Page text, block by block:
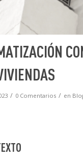
/ 0 Comentarios / en